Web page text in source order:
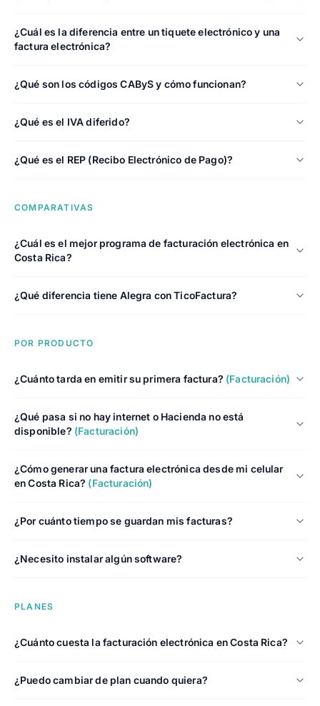
¿Cuál es la diferencia entre un tiquete electrónico y una
factura electrónica?
¿Qué son los códigos CAByS y cómo funcionan?
¿Qué es el IVA diferido?
¿Qué es el REP (Recibo Electrónico de Pago)?
COMPARATIVAS
¿Cuál es el mejor programa de facturación electrónica en
Costa Rica?
¿Qué diferencia tiene Alegra con TicoFactura?
POR PRODUCTO
¿Cuánto tarda en emitir su primera factura? (Facturación)
¿Qué pasa si no hay internet o Hacienda no está
disponible? (Facturación)
¿Cómo generar una factura electrónica desde mi celular
en Costa Rica? (Facturación)
¿Por cuánto tiempo se guardan mis facturas?
¿Necesito instalar algún software?
PLANES
¿Cuánto cuesta la facturación electrónica en Costa Rica?
¿Puedo cambiar de plan cuando quiera?